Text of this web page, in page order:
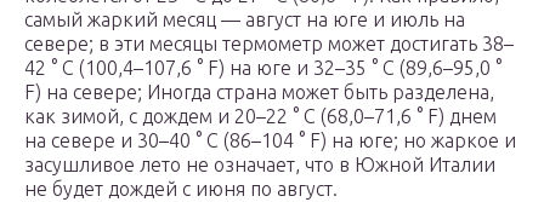
самый жаркий месяц — август на юге и июль на
севере; в эти месяцы термометр может достигать 38–
42 ° C (100,4–107,6 ° F) на юге и 32–35 ° C (89,6–95,0 °
F) на севере; Иногда страна может быть разделена,
как зимой, с дождем и 20–22 ° C (68,0–71,6 ° F) днем ​​
на севере и 30–40 ° C (86–104 ° F) на юге; но жаркое и
засушливое лето не означает, что в Южной Италии
не будет дождей с июня по август.